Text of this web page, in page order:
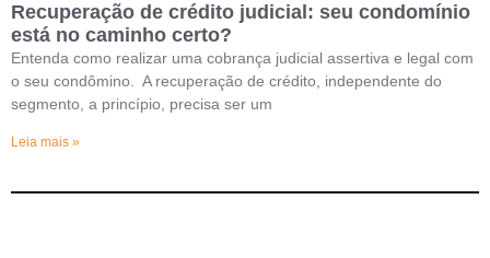
Recuperação de crédito judicial: seu condomínio
está no caminho certo?
Entenda como realizar uma cobrança judicial assertiva e legal com
o seu condômino. A recuperação de crédito, independente do
segmento, a princípio, precisa ser um
Leia mais »